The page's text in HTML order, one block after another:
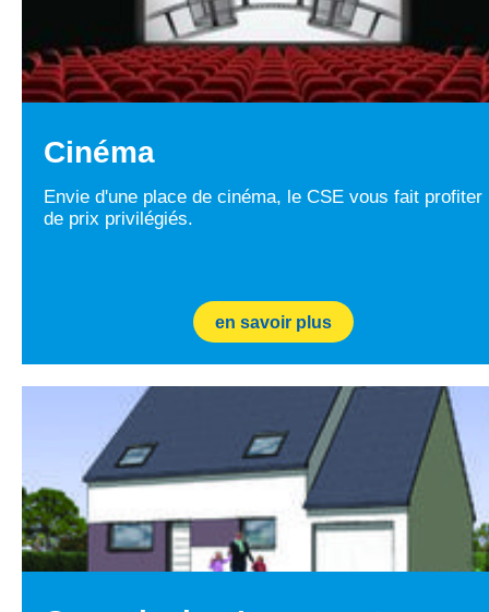
Cinéma
Envie d'une place de cinéma, le CSE vous fait profiter
de prix privilégiés.
en savoir plus